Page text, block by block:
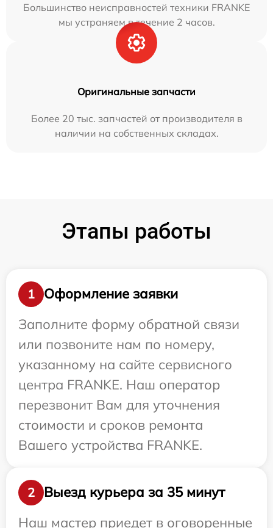
Большинство неисправностей техники FRANKE
мы устраняем в течение 2 часов.
Оригинальные запчасти
Более 20 тыс. запчастей от производителя в
наличии на собственных складах.
Этапы работы
1
Оформление заявки
Заполните форму обратной связи
или позвоните нам по номеру,
указанному на сайте сервисного
центра FRANKE. Наш оператор
перезвонит Вам для уточнения
стоимости и сроков ремонта
Вашего устройства FRANKE.
2
Выезд курьера за 35 минут
Наш мастер приедет в оговоренные